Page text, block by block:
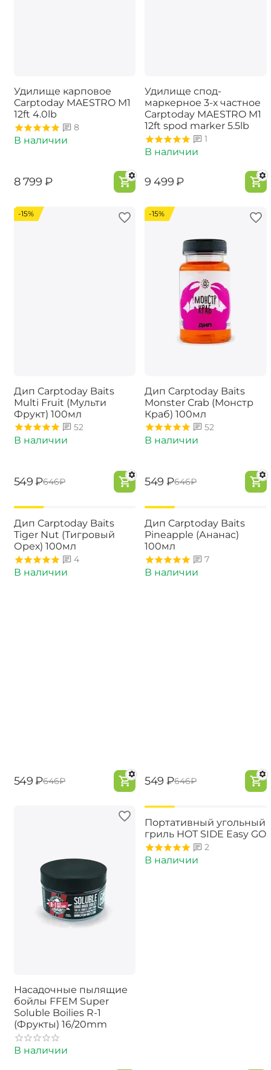
Удилище карповое
Carptoday MAESTRO M1
12ft 4.0lb
8
В наличии
‍8 799‍ ₽
Удилище спод-
маркерное 3-х частное
Carptoday MAESTRO M1
12ft spod marker 5.5lb
1
В наличии
‍9 499‍₽
-15%
Дип Carptoday Baits
Multi Fruit (Мульти
Фрукт) 100мл
52
В наличии
‍549‍ ₽‍646‍₽
-15%
Дип Carptoday Baits
Monster Crab (Монстр
Краб) 100мл
52
В наличии
‍549‍ ₽‍646‍₽
Дип Carptoday Baits
Tiger Nut (Тигровый
Орех) 100мл
4
В наличии
‍549‍ ₽‍646‍₽
Дип Carptoday Baits
Pineapple (Ананас)
100мл
7
В наличии
‍549‍ ₽‍646‍₽
Насадочные пылящие
бойлы FFEM Super
Soluble Boilies R-1
(Фрукты) 16/20mm
В наличии
Портативный угольный
гриль HOT SIDE Easy GO
2
В наличии